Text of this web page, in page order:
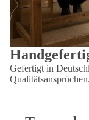
Gefertigt in
Qualitätsansprüchen.